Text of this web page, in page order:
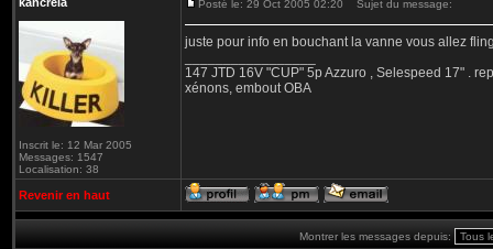
Inscrit le: 12 Mar 2005
Messages: 1547
Localisation: 38
Posté le: 29 Oct 2005 02:20 Sujet du message:
juste pour info en bouchant la vanne vous allez
147 JTD 16V "CUP" 5p Azzuro , Selespeed 17" .
xénons, embout OBA
Revenir en haut
Montrer les messages depuis: